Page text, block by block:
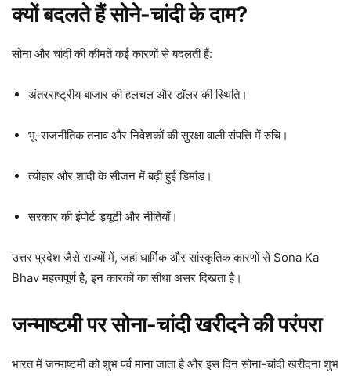
क्यों बदलते हैं सोने-चांदी के दाम?
सोना और चांदी की कीमतें कई कारणों से बदलती हैं:
अंतरराष्ट्रीय बाजार की हलचल और डॉलर की स्थिति।
भू-राजनीतिक तनाव और निवेशकों की सुरक्षा वाली संपत्ति में रुचि।
त्योहार और शादी के सीजन में बढ़ी हुई डिमांड।
सरकार की इंपोर्ट ड्यूटी और नीतियाँ।
उत्तर प्रदेश जैसे राज्यों में, जहां धार्मिक और सांस्कृतिक कारणों से Sona Ka
Bhav महत्वपूर्ण है, इन कारकों का सीधा असर दिखता है।
जन्माष्टमी पर सोना-चांदी खरीदने की परंपरा
भारत में जन्माष्टमी को शुभ पर्व माना जाता है और इस दिन सोना-चांदी खरीदना शुभ